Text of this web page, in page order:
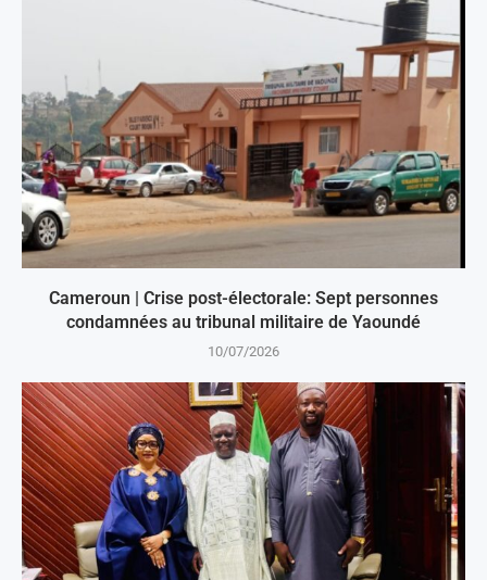
Cameroun | Crise post-électorale: Sept personnes
condamnées au tribunal militaire de Yaoundé
10/07/2026